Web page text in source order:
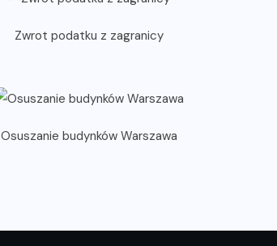
Zwrot podatku z zagranicy
Osuszanie budynków Warszawa